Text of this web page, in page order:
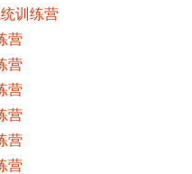
训练营
营
营
营
营
营
营